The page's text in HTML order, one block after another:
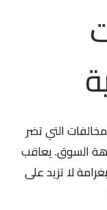
التي تضر
السوق. يعاقب
لا تزيد على